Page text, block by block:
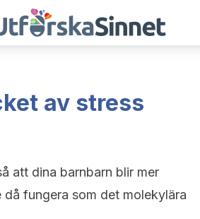
av stress
att dina barnbarn blir mer
fungera som det molekylära